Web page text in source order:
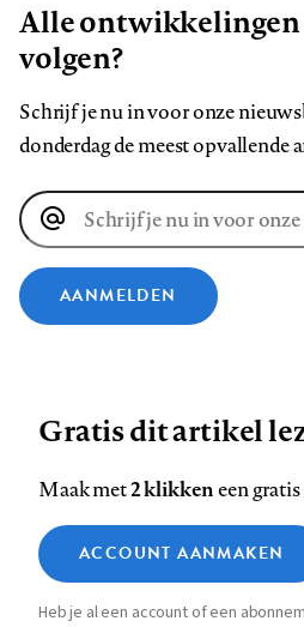
Alle ontwikkelingen
volgen?
Schrijf je nu in voor onze
donderdag de meest opvallende
E-
mailadres
AANMELDEN
ons
op
Facebook
ons
op
LinkedIn
ons
op
Bluesky
ons
op
Instagram
Footer
navigation
Contact Colofon Disclaimer
Medische
Zie onze cookie policy
Analytische cookies
Marketing cookies
Gratis dit artikel
Maak met2 klikkeneen
ACCOUNT AANMAKEN
Heb je al een account of een